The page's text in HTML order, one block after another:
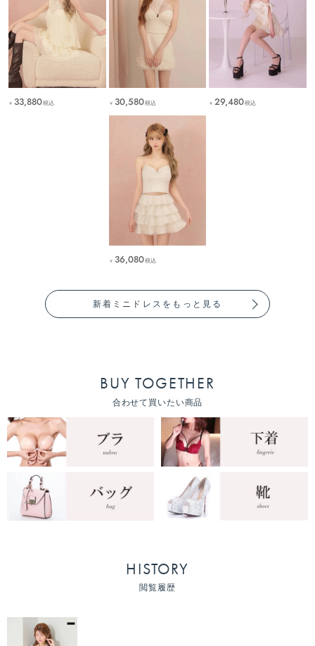
￥ 33,880税込 ￥ 30,580税込 ￥ 29,480税込
￥ 36,080税込
新着ミニドレスをもっと見る
BUY TOGETHER
合わせて買いたい商品
HISTORY
閲覧履歴